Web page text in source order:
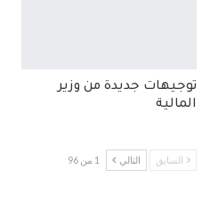
توجيهات جديدة من وزير
المالية
السابق التالي 1 من 96